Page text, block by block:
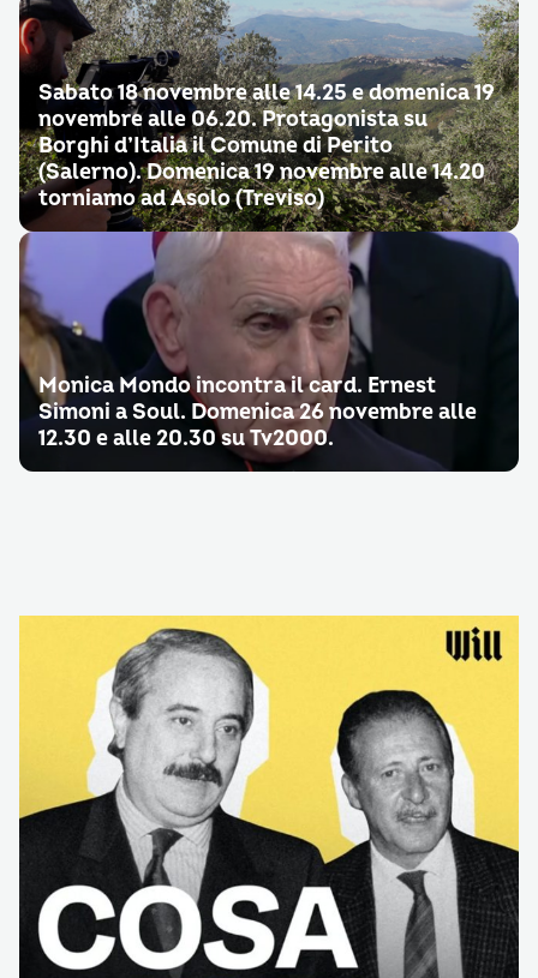
Sabato 18 novembre alle 14.25 e domenica 19
novembre alle 06.20. Protagonista su
Borghi d’Italia il Comune di Perito
(Salerno). Domenica 19 novembre alle 14.20
torniamo ad Asolo (Treviso)
Monica Mondo incontra il card. Ernest
Simoni a Soul. Domenica 26 novembre alle
12.30 e alle 20.30 su Tv2000.